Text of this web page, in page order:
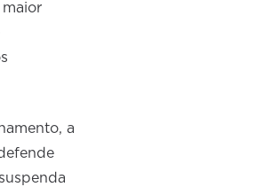
maior
a